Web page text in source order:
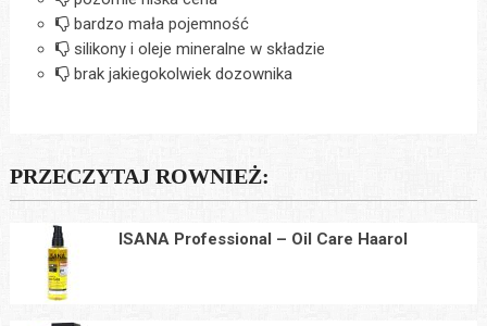
bardzo mała pojemność
silikony i oleje mineralne w składzie
brak jakiegokolwiek dozownika
PRZECZYTAJ ROWNIEŻ:
ISANA Professional – Oil Care Haarol